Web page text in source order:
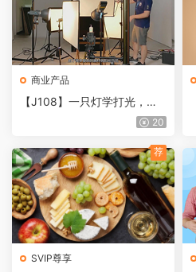
商业产品
【J108】一只灯学打光，家
20
SVIP尊享
荐